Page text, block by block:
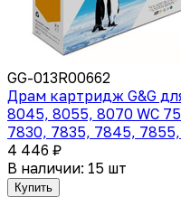
GG-013R00662
Драм картридж G&G
8045, 8055, 8070 WC
7830, 7835, 7845,
4 446 ₽
В наличии: 15 шт
Купить